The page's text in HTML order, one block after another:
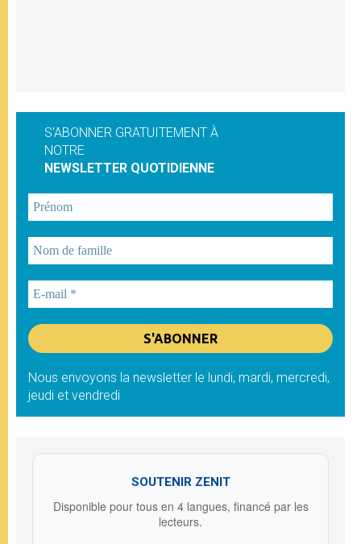
S'ABONNER GRATUITEMENT À
NOTRE
NEWSLETTER QUOTIDIENNE
Nous envoyons la newsletter le lundi, mardi, mercredi,
jeudi et vendredi
SOUTENIR ZENIT
Disponible pour tous en 4 langues, financé par les
lecteurs.